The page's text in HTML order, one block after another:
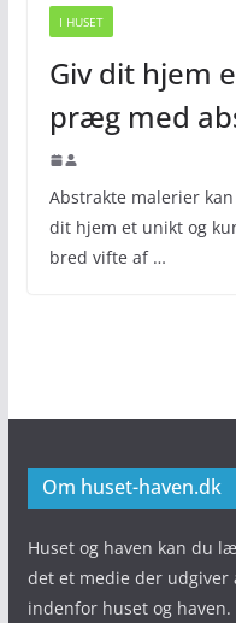
I HUSET
Giv dit hjem
præg med
Abstrakte malerier
dit hjem et unikt og
bred vifte af …
Om huset-haven.dk
Huset og haven kan du
det et medie der
indenfor huset og haven.